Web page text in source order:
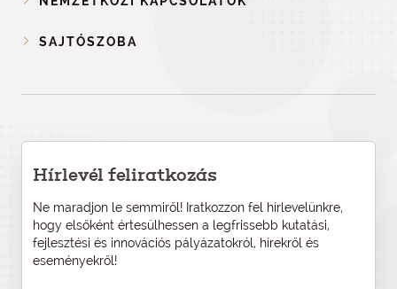
SAJTÓSZOBA
Hírlevél feliratkozás
Ne maradjon le semmiről! Iratkozzon fel hírlevelünkre,
hogy elsőként értesülhessen a legfrissebb kutatási,
fejlesztési és innovációs pályázatokról, hírekről és
eseményekről!